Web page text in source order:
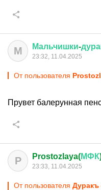
М Мальчишки-
23:32, 11.04.2025
От пользователя
Прувет балерунная
P Prostozlaya(МФК
23:33, 11.04.2025
От пользователя Дуракъ